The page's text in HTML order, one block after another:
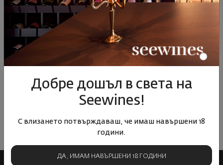
Сок от ябълки 1 л Alain Milliat
Добре дошъл в света на
Seewines!
С влизането потвърждаваш, че имаш навършени 18
години.
ДА, ИМАМ НАВЪРШЕНИ 18 ГОДИНИ